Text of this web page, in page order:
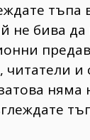
тъпа
не бива
няма